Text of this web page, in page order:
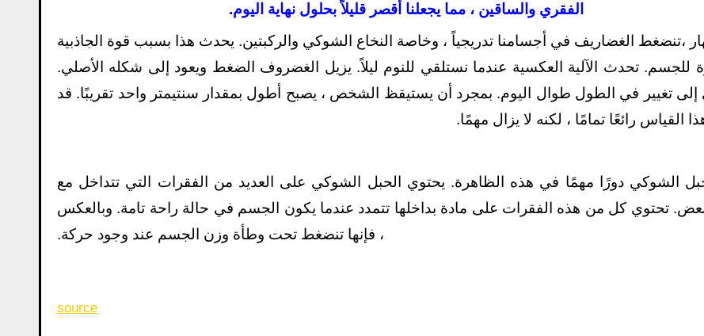
الفقري والساقين ، مما يجعلنا أقصر قليلاً بحلول نهاية اليوم.
للجسم. تحدث الآلية العكسية عندما نستلقي للنوم ليلاً. يزيل الغضروف الضغط ويعود إلى شكله الأصلي.
إلى تغيير في الطول طوال اليوم. بمجرد أن يستيقظ الشخص ، يصبح أطول بمقدار سنتيمتر واحد تقريبًا. قد
القياس رائعًا تمامًا ، لكنه لا يزال مهمًا.
الشوكي دورًا مهمًا في هذه الظاهرة. يحتوي الحبل الشوكي على العديد من الفقرات التي تتداخل مع
تحتوي كل من هذه الفقرات على مادة بداخلها تتمدد عندما يكون الجسم في حالة راحة تامة. وبالعكس
، فإنها تنضغط تحت وطأة وزن الجسم عند وجود حركة.
source